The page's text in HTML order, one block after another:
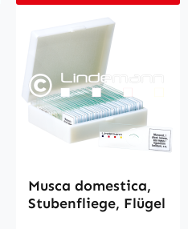
Musca domestica,
Stubenfliege, Flügel